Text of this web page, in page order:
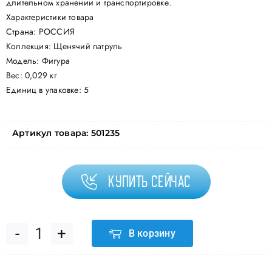
длительном хранении и транспортировке.
Характеристики товара
Страна: РОССИЯ
Коллекция: Щенячий патруль
Модель: Фигура
Вес: 0,029 кг
Единиц в упаковке: 5
Артикул товара: 501235
Купить сейчас
Количество
В корзину